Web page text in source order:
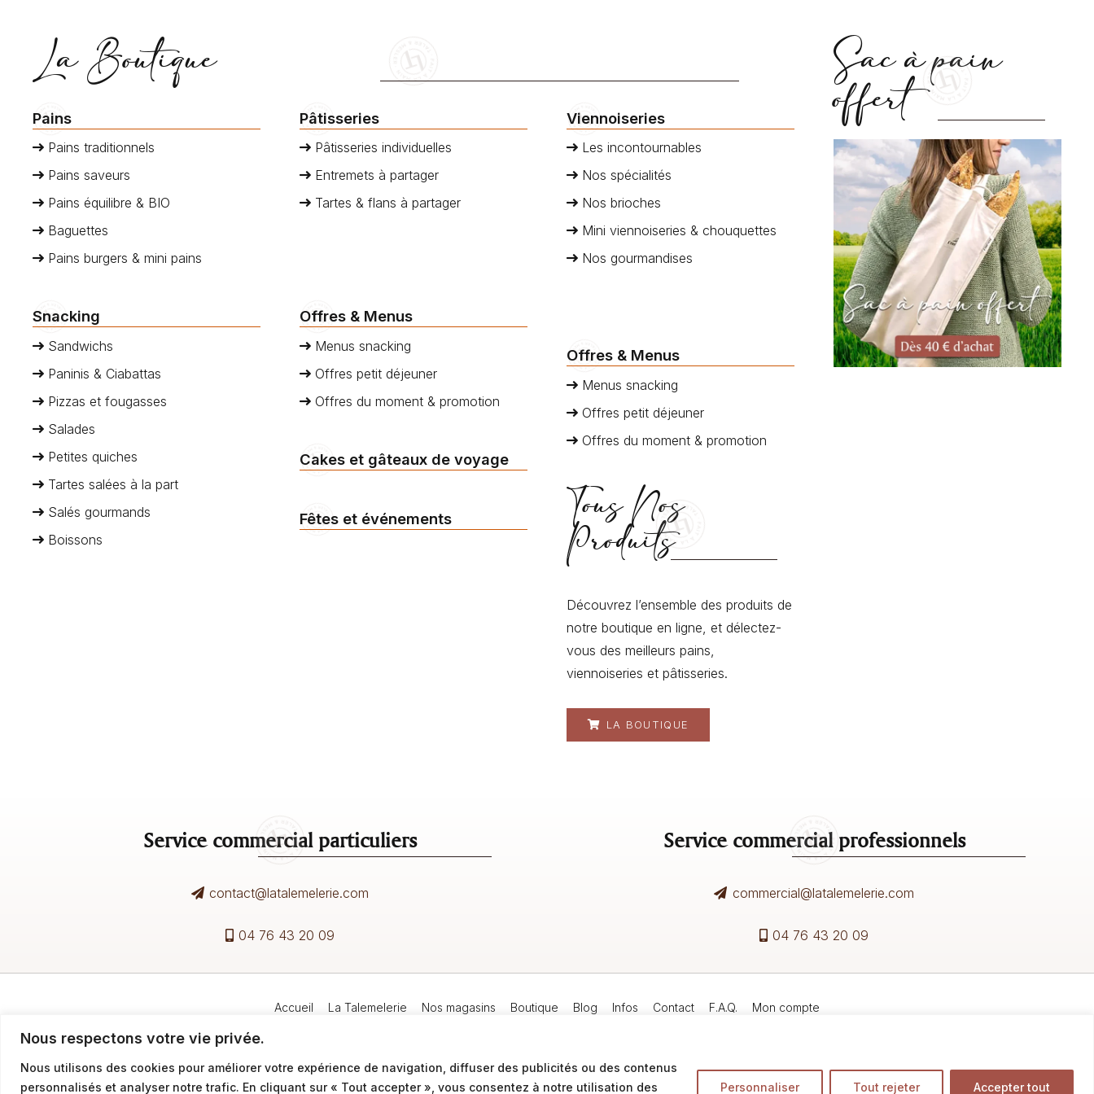
Nous respectons votre vie privée.
Nous utilisons des cookies pour améliorer votre expérience de navigation, diffuser des publicités ou des contenus
personnalisés et analyser notre trafic. En cliquant sur « Tout accepter », vous consentez à notre utilisation des
Personnaliser Tout rejeter Accepter tout
La Boutique
Pains
Pains traditionnels
Pains saveurs
Pains équilibre & BIO
Baguettes
Pains burgers & mini pains
Pâtisseries
Pâtisseries individuelles
Entremets à partager
Tartes & flans à partager
Viennoiseries
Les incontournables
Nos spécialités
Nos brioches
Mini viennoiseries & chouquettes
Nos gourmandises
Snacking
Sandwichs
Paninis & Ciabattas
Pizzas et fougasses
Salades
Petites quiches
Tartes salées à la part
Salés gourmands
Boissons
Offres & Menus
Menus snacking
Offres petit déjeuner
Offres du moment & promotion
Cakes et gâteaux de voyage
Fêtes et événements
Offres & Menus
Menus snacking
Offres petit déjeuner
Offres du moment & promotion
Tous Nos
Produits
Découvrez l’ensemble des produits de
notre boutique en ligne, et délectez-
vous des meilleurs pains,
viennoiseries et pâtisseries.
LA BOUTIQUE
Sac à pain
offert
Service commercial particuliers
contact@latalemelerie.com
04 76 43 20 09
Service commercial professionnels
commercial@latalemelerie.com
04 76 43 20 09
Accueil La Talemelerie Nos magasins Boutique Blog Infos Contact F.A.Q. Mon compte
Mentions légales
© 2023-2026La Talemelerie . Tous droits réservés.